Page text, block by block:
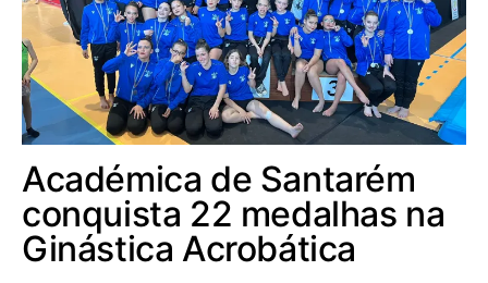
Académica de Santarém
conquista 22 medalhas na
Ginástica Acrobática